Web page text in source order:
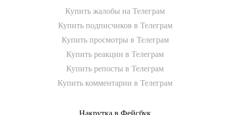
Купить жалобы на Телеграм
Купить подписчиков в Телеграм
Купить просмотры в Телеграм
Купить реакции в Телеграм
Купить репосты в Телеграм
Купить комментарии в Телеграм